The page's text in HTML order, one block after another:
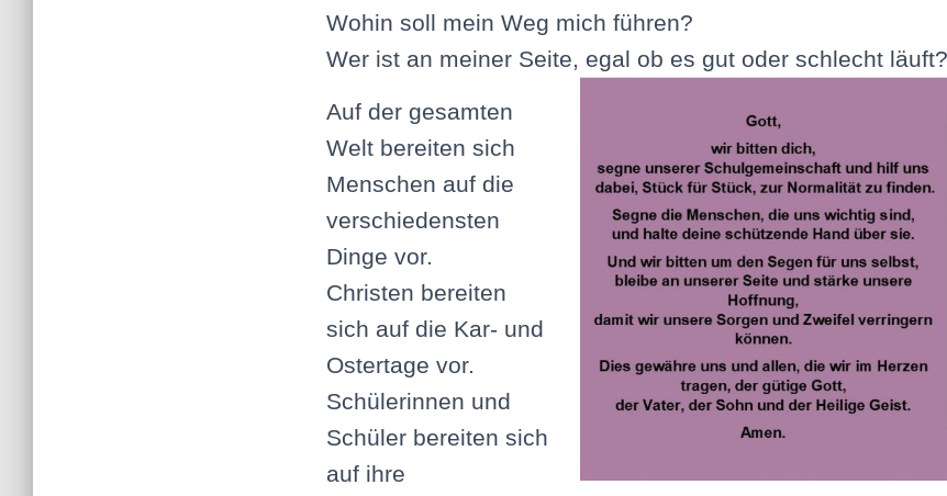
Wohin soll mein Weg mich führen?
Wer ist an meiner Seite, egal ob es gut oder schlecht läuft?
Auf der gesamten
Welt bereiten sich
Menschen auf die
verschiedensten
Dinge vor.
Christen bereiten
sich auf die Kar- und
Ostertage vor.
Schülerinnen und
Schüler bereiten sich
auf ihre